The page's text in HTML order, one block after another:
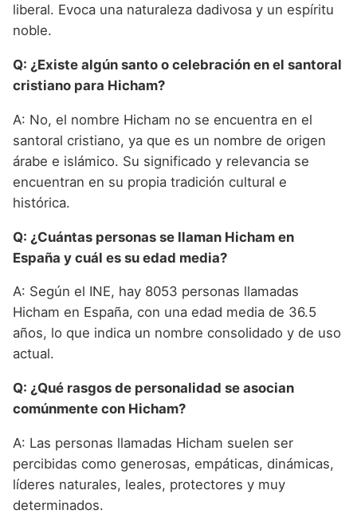
liberal. Evoca una naturaleza dadivosa y un espíritu
noble.
Q: ¿Existe algún santo o celebración en el santoral
cristiano para Hicham?
A: No, el nombre Hicham no se encuentra en el
santoral cristiano, ya que es un nombre de origen
árabe e islámico. Su significado y relevancia se
encuentran en su propia tradición cultural e
histórica.
Q: ¿Cuántas personas se llaman Hicham en
España y cuál es su edad media?
A: Según el INE, hay 8053 personas llamadas
Hicham en España, con una edad media de 36.5
años, lo que indica un nombre consolidado y de uso
actual.
Q: ¿Qué rasgos de personalidad se asocian
comúnmente con Hicham?
A: Las personas llamadas Hicham suelen ser
percibidas como generosas, empáticas, dinámicas,
líderes naturales, leales, protectores y muy
determinados.